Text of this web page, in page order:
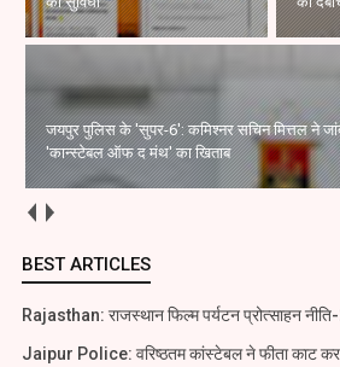
जयपुर पुलिस के 'सुपर-6': कमिश्नर सचिन मित्तल ने
'कान्स्टेबल ऑफ द मंथ' का खिताब
BEST ARTICLES
Rajasthan: राजस्थान फिल्म पर्यटन प्रोत्साहन
Jaipur Police: वरिष्ठतम कांस्टेबल ने फीता काट कर